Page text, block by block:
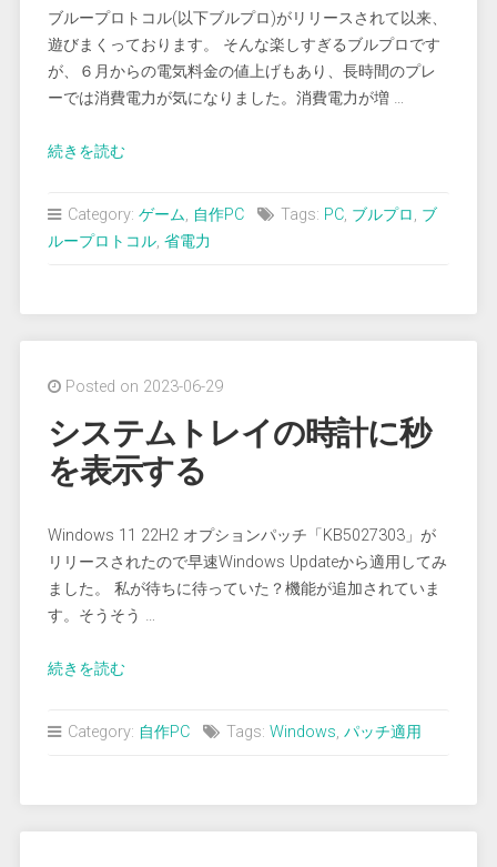
お
す
す
め”
ブループロトコル(以下ブルプロ)がリリースされて以来、
遊びまくっております。 そんな楽しすぎるブルプロです
が、６月からの電気料金の値上げもあり、長時間のプレ
ーでは消費電力が気になりました。消費電力が増 …
続きを読む“BLUE
を
省
力
設
定
で
Category: ゲーム, 自作PC Tags: PC, ブルプロ, ブ
ループロトコル, 省電力
Posted on 2023-06-29
システムトレイの時計に秒
を表示する
Windows 11 22H2 オプションパッチ「KB5027303」が
リリースされたので早速Windows Updateから適用してみ
ました。 私が待ちに待っていた？機能が追加されていま
す。そうそう …
続きを読む“シ
レ
イ
Category: 自作PC Tags: Windows, パッチ適用